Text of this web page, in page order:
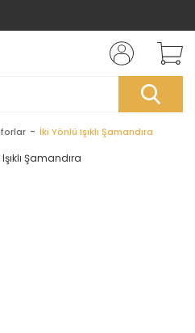
İki Yönlü Işıklı Şamandıra